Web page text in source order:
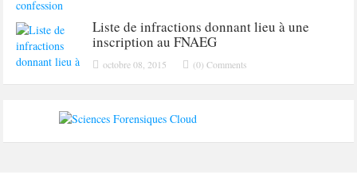
Liste de infractions donnant lieu à une
inscription au FNAEG
octobre 08, 2015 (0) Comments